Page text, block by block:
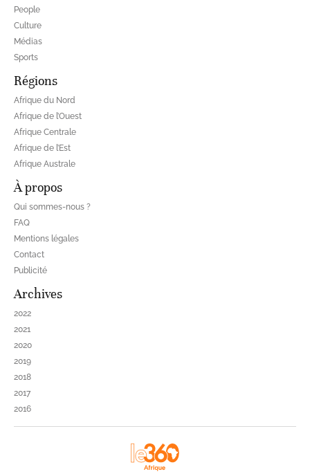
People
Culture
Médias
Sports
Régions
Afrique du Nord
Afrique de l’Ouest
Afrique Centrale
Afrique de l’Est
Afrique Australe
À propos
Qui sommes-nous ?
FAQ
Mentions légales
Contact
Publicité
Archives
2022
2021
2020
2019
2018
2017
2016